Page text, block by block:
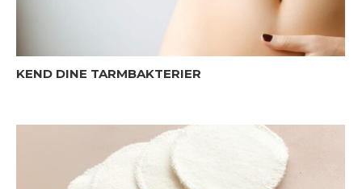
KEND DINE TARMBAKTERIER